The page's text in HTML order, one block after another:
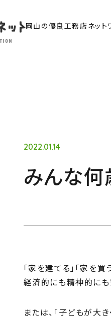
岡山の優良工務店ネット
2022.01.14
みんな何
「家を建てる」「家を
経済的にも精神的にも
または、「子どもが大